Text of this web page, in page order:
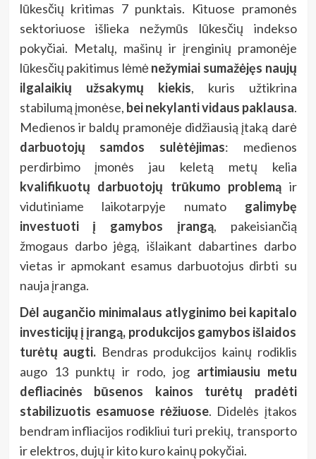
lūkesčių kritimas 7 punktais. Kituose pramonės
sektoriuose išlieka nežymūs lūkesčių indekso
pokyčiai. Metalų, mašinų ir įrenginių pramonėje
lūkesčių pakitimus lėmėnežymiai sumažėjęs naujų
ilgalaikių užsakymų kiekis, kuris užtikrina
stabilumą įmonėse, bei nekylanti vidaus paklausa.
Medienos ir baldų pramonėje didžiausią įtaką darė
darbuotojų samdos sulėtėjimas: medienos
perdirbimo įmonės jau keletą metų kelia
kvalifikuotų darbuotojų trūkumo problemą ir
vidutiniame laikotarpyje numato galimybę
investuoti į gamybos įrangą, pakeisiančią
žmogaus darbo jėgą, išlaikant dabartines darbo
vietas ir apmokant esamus darbuotojus dirbti su
nauja įranga.
Dėl augančio minimalaus atlyginimo bei kapitalo
investicijų į įrangą, produkcijos gamybos išlaidos
turėtų augti. Bendras produkcijos kainų rodiklis
augo 13 punktų ir rodo, jog artimiausiu metu
defliacinės būsenos kainos turėtų pradėti
stabilizuotis esamuose rėžiuose. Didelės įtakos
bendram infliacijos rodikliui turi prekių, transporto
ir elektros, dujų ir kito kuro kainų pokyčiai.